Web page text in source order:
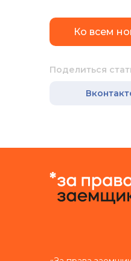
Ко всем
Поделиться